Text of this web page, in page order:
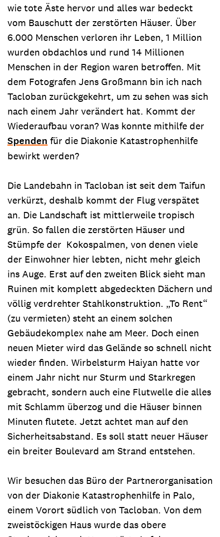
wie tote Äste hervor und alles war bedeckt
vom Bauschutt der zerstörten Häuser. Über
6.000 Menschen verloren ihr Leben, 1 Million
wurden obdachlos und rund 14 Millionen
Menschen in der Region waren betroffen. Mit
dem Fotografen Jens Großmann bin ich nach
Tacloban zurückgekehrt, um zu sehen was sich
nach einem Jahr verändert hat. Kommt der
Wiederaufbau voran? Was konnte mithilfe der
Spenden für die Diakonie Katastrophenhilfe
bewirkt werden?
Die Landebahn in Tacloban ist seit dem Taifun
verkürzt, deshalb kommt der Flug verspätet
an. Die Landschaft ist mittlerweile tropisch
grün. So fallen die zerstörten Häuser und
Stümpfe der Kokospalmen, von denen viele
der Einwohner hier lebten, nicht mehr gleich
ins Auge. Erst auf den zweiten Blick sieht man
Ruinen mit komplett abgedeckten Dächern und
völlig verdrehter Stahlkonstruktion. „To Rent“
(zu vermieten) steht an einem solchen
Gebäudekomplex nahe am Meer. Doch einen
neuen Mieter wird das Gelände so schnell nicht
wieder finden. Wirbelsturm Haiyan hatte vor
einem Jahr nicht nur Sturm und Starkregen
gebracht, sondern auch eine Flutwelle die alles
mit Schlamm überzog und die Häuser binnen
Minuten flutete. Jetzt achtet man auf den
Sicherheitsabstand. Es soll statt neuer Häuser
ein breiter Boulevard am Strand entstehen.
Wir besuchen das Büro der Partnerorganisation
von der Diakonie Katastrophenhilfe in Palo,
einem Vorort südlich von Tacloban. Von dem
zweistöckigen Haus wurde das obere